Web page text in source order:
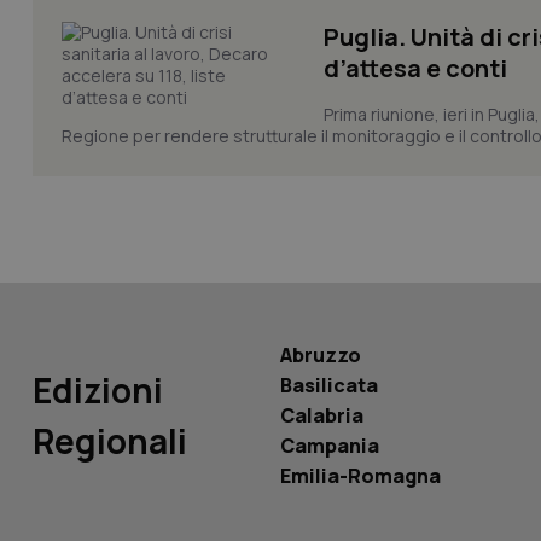
Puglia. Unità di
d’attesa e conti
Prima riunione, ieri in
Regione per rendere strutturale il monitoraggio e il
Edizioni
Regionali
Abruzzo
Basilicata
Calabria
Campania
Emilia-Romagna
tracking-enable